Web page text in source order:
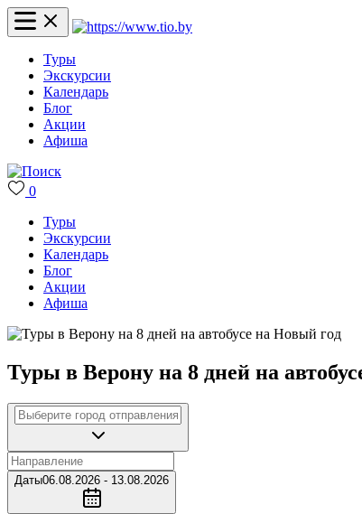
Туры
Экскурсии
Календарь
Блог
Акции
Афиша
0
Туры
Экскурсии
Календарь
Блог
Акции
Афиша
Туры в Верону на 8 дней на
Даты06.08.2026 - 13.08.2026